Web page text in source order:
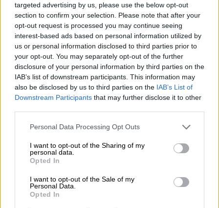
targeted advertising by us, please use the below opt-out
section to confirm your selection. Please note that after your
opt-out request is processed you may continue seeing
interest-based ads based on personal information utilized by
us or personal information disclosed to third parties prior to
your opt-out. You may separately opt-out of the further
disclosure of your personal information by third parties on the
IAB’s list of downstream participants. This information may
also be disclosed by us to third parties on the IAB’s List of
Downstream Participants that may further disclose it to other
Please note that this website/app uses one or more Google
not limited to your visit or usage behaviour. You may click to
grant or deny consent to Google and its third-party tags to
use your data for below specified purposes in below Google
consent section.
Personal Data Processing Opt Outs
I want to opt-out of the Sharing of my
personal data.
Opted In
I want to opt-out of the Sale of my
Personal Data.
Opted In
Σινεμά 16.07.2025 15:55
Η κάπα του Superman άλλαξε ώμους,
μήπως και εποχή;
Ο νέος Superman ήρθε... αλλά δεν πέταξε
ψηλά στα ελληνικά ταμεία